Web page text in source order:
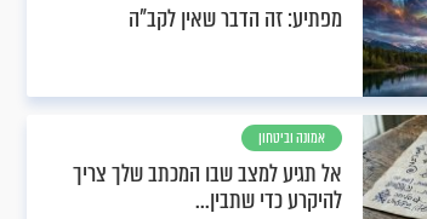
מפתיע: זה הדבר שאין לקב"ה
אמונה וביטחון
אל תגיע למצב שבו המכתב שלך צריך
להיקרע כדי שתבין...